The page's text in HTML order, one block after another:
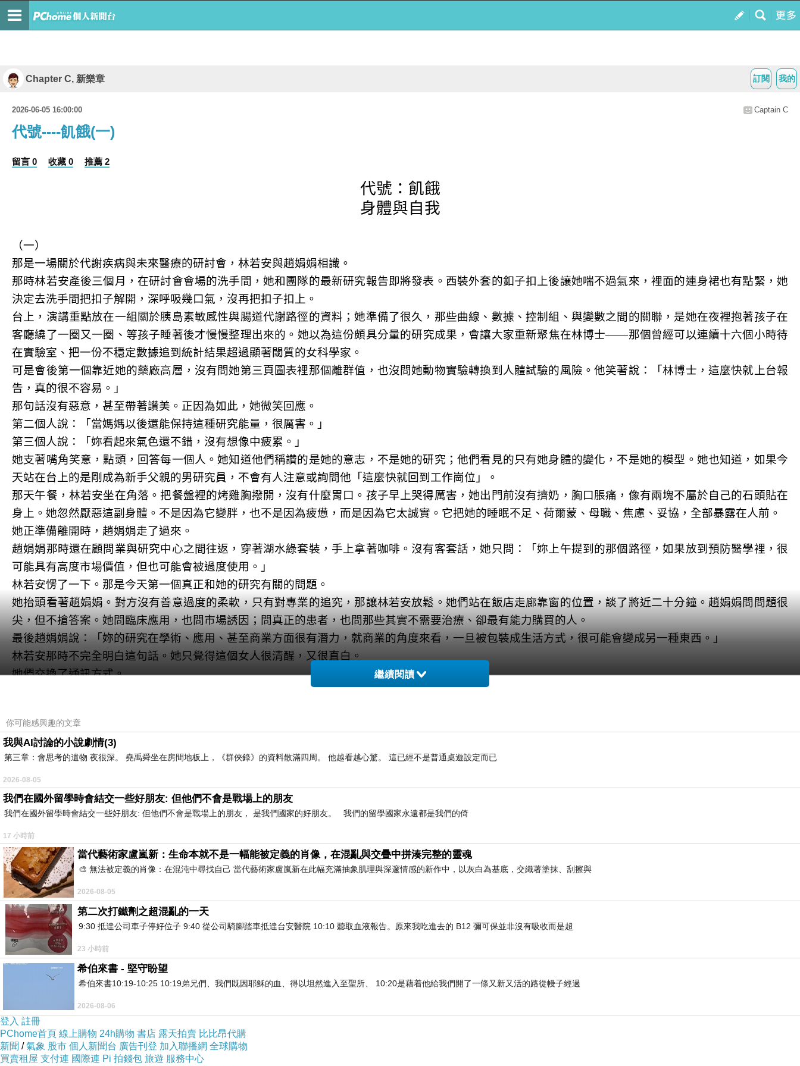
我的
訂閱
Chapter C, 新樂章
2026-06-05 16:00:00 Captain C
代號----飢餓(一)
留言 0 收藏 0 推薦 2
代號：飢餓
身體與自我
（一）
那是一場關於代謝疾病與未來醫療的研討會，林若安與趙娟娟相識。
那時林若安產後三個月，在研討會會場的洗手間，她和團隊的最新研究報告即將發表。西裝外套的釦子扣上後讓她喘不過氣來，裡面的連身裙也有點緊，她
決定去洗手間把扣子解開，深呼吸幾口氣，沒再把扣子扣上。
台上，演講重點放在一組關於胰島素敏感性與腸道代謝路徑的資料；她準備了很久，那些曲線、數據、控制組、與變數之間的關聯，是她在夜裡抱著孩子在
客廳繞了一圈又一圈、等孩子睡著後才慢慢整理出來的。她以為這份頗具分量的研究成果，會讓大家重新聚焦在林博士——那個曾經可以連續十六個小時待
在實驗室、把一份不穩定數據追到統計結果超過顯著閾質的女科學家。
可是會後第一個靠近她的藥廠高層，沒有問她第三頁圖表裡那個離群值，也沒問她動物實驗轉換到人體試驗的風險。他笑著說：「林博士，這麼快就上台報
告，真的很不容易。」
那句話沒有惡意，甚至帶著讚美。正因為如此，她微笑回應。
第二個人說：「當媽媽以後還能保持這種研究能量，很厲害。」
第三個人說：「妳看起來氣色還不錯，沒有想像中疲累。」
她支著嘴角笑意，點頭，回答每一個人。她知道他們稱讚的是她的意志，不是她的研究；他們看見的只有她身體的變化，不是她的模型。她也知道，如果今
天站在台上的是剛成為新手父親的男研究員，不會有人注意或詢問他「這麼快就回到工作崗位」。
那天午餐，林若安坐在角落。把餐盤裡的烤雞胸撥開，沒有什麼胃口。孩子早上哭得厲害，她出門前沒有擠奶，胸口脹痛，像有兩塊不屬於自己的石頭貼在
身上。她忽然厭惡這副身體。不是因為它變胖，也不是因為疲憊，而是因為它太誠實。它把她的睡眠不足、荷爾蒙、母職、焦慮、妥協，全部暴露在人前。
她正準備離開時，趙娟娟走了過來。
趙娟娟那時還在顧問業與研究中心之間往返，穿著湖水綠套裝，手上拿著咖啡。沒有客套話，她只問：「妳上午提到的那個路徑，如果放到預防醫學裡，很
可能具有高度市場價值，但也可能會被過度使用。」
林若安愣了一下。那是今天第一個真正和她的研究有關的問題。
她抬頭看著趙娟娟。對方沒有善意過度的柔軟，只有對專業的追究，那讓林若安放鬆。她們站在飯店走廊靠窗的位置，談了將近二十分鐘。趙娟娟問問題很
尖，但不搶答案。她問臨床應用，也問市場誘因；問真正的患者，也問那些其實不需要治療、卻最有能力購買的人。
最後趙娟娟說：「妳的研究在學術、應用、甚至商業方面很有潛力，就商業的角度來看，一旦被包裝成生活方式，很可能會變成另一種東西。」
林若安那時不完全明白這句話。她只覺得這個女人很清醒，又很直白。
她們交換了通訊方式。
車窗外的城市正在下雨。她低頭轉動著手腕，因為經常抱孩子而酸痛。
當天晚上，孩子哭到凌晨兩點。她抱著孩子走來走去，胸口和肩膀的肌肉持續緊張疼痛，腰背也因換尿布的姿勢而持續痠痛。她想起白天那些人的笑，想起
趙娟娟問她的問題，也想起副總那句「投資人對形象很敏感」。她想，必須先把自己的身體修復回能被接受的樣子，或許焦點就比較容易回到她的研究內容
之上。
她沒有立刻作出決定。真正的決定通常不是在某一秒發生的，而是在許多小小的不安與窘迫之間，逐漸形成一條看起來很合理的路。
兩個月後，她停止哺乳。
她告訴自己，這是為了恢復工作節奏，為了睡眠，為了實驗室，為了下一輪發表。她沒有說出口的是，她也想要重新穿上那件洋裝，並且把黑色西裝外套的
扣子輕鬆扣上。
半年後，她在另一場研討會上再次上台。這次她瘦了很多，臉也恢復了線條。她知道自己並不比上一次聰明，資料跟上次一樣。但會後靠近她的人變多了，
詢問研究的人也變多了。
有人說：「林博士，妳狀態真好。」
有人說：「妳比上次更有氣場。」
有人說：「這個題目交給妳，我們很放心。」
她笑著接受那些讚美。她知道哪些部分是真的，也知道哪些部分是應酬。
從那以後，林若安對於代謝研究的態度改變了；她投入得更深，但不是為了自己的身材，也不是為了迎合這個世界。她知道，有太多人被一句「妳不夠自
她想替那些人找到出口。
幾年後，當那個被公司稱為M-17的成分終於出現在她面前時，她感到一種近乎驕傲的激動。
它不是奇蹟。林若安不相信奇蹟這個詞。奇蹟通常是商業部門用來掩飾複雜機制的說法。
繼續閱讀
你可能感興趣的文章
我與AI討論的小說劇情(3)
第三章：會思考的遺物 夜很深。 堯禹舜坐在房間地板上，《群俠錄》的資料散滿四周。 他越看越心驚。 這已經不是普通桌遊設定而已
2026-08-05
我們在國外留學時會結交一些好朋友: 但他們不會是戰場上的朋友
我們在國外留學時會結交一些好朋友: 但他們不會是戰場上的朋友， 是我們國家的好朋友。 我們的留學國家永遠都是我們的倚
17 小時前
當代藝術家盧嵐新：生命本就不是一幅能被定義的肖像，在混亂與交疊中拼湊完整的靈魂
🎨 無法被定義的肖像：在混沌中尋找自己 當代藝術家盧嵐新在此幅充滿抽象肌理與深邃情感的新作中，以灰白為基底，交織著塗抹、刮擦與
2026-08-05
第二次打鐵劑之超混亂的一天
9:30 抵達公司車子停好位子 9:40 從公司騎腳踏車抵達台安醫院 10:10 聽取血液報告。原來我吃進去的 B12 彌可保並非沒有吸收而是超
23 小時前
希伯來書 - 堅守盼望
希伯來書10:19-10:25 10:19弟兄們、我們既因耶穌的血、得以坦然進入至聖所、 10:20是藉着他給我們開了一條又新又活的路從幔子經過
2026-08-06
登入 註冊
PChome首頁 線上購物 24h購物 書店 露天拍賣 比比昂代購
新聞 /氣象 股市 個人新聞台 廣告刊登 加入聯播網 全球購物
買賣租屋 支付連 國際連 Pi 拍錢包 旅遊 服務中心